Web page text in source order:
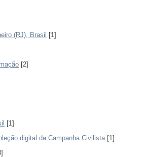
(RJ), Brasil
[1]
[2]
[1]
digital da Campanha Civilista[1]